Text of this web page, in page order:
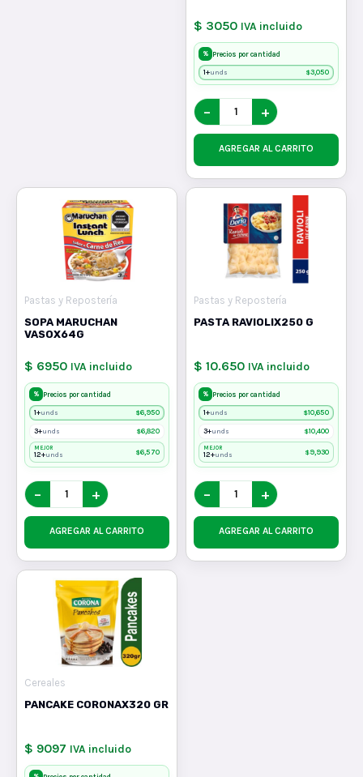
$ 3050 IVA incluido
% Precios por cantidad
1+unds $3,050
− +
AGREGAR AL CARRITO
Pastas y Repostería
SOPA MARUCHAN
VASOX64G
$ 6950 IVA incluido
% Precios por cantidad
1+unds $6,950
3+unds $6,820
MEJOR
12+unds $6,570
− +
AGREGAR AL CARRITO
Pastas y Repostería
PASTA RAVIOLIX250 G
$ 10.650 IVA incluido
% Precios por cantidad
1+unds $10,650
3+unds $10,400
MEJOR
12+unds $9,930
− +
AGREGAR AL CARRITO
Cereales
PANCAKE CORONAX320 GR
$ 9097 IVA incluido